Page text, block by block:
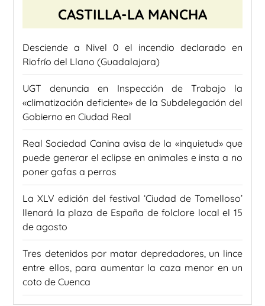
CASTILLA-LA MANCHA
Desciende a Nivel 0 el incendio declarado en
Riofrío del Llano (Guadalajara)
UGT denuncia en Inspección de Trabajo la
«climatización deficiente» de la Subdelegación del
Gobierno en Ciudad Real
Real Sociedad Canina avisa de la «inquietud» que
puede generar el eclipse en animales e insta a no
poner gafas a perros
La XLV edición del festival ‘Ciudad de Tomelloso’
llenará la plaza de España de folclore local el 15
de agosto
Tres detenidos por matar depredadores, un lince
entre ellos, para aumentar la caza menor en un
coto de Cuenca